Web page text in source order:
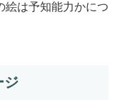
絵は予知能力かにつ
ジ